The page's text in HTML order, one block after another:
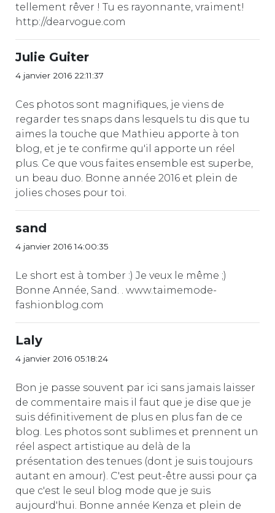
tellement rêver ! Tu es rayonnante, vraiment!
http://dearvogue.com
Julie Guiter
4 janvier 2016 22:11:37
Ces photos sont magnifiques, je viens de
regarder tes snaps dans lesquels tu dis que tu
aimes la touche que Mathieu apporte à ton
blog, et je te confirme qu'il apporte un réel
plus. Ce que vous faites ensemble est superbe,
un beau duo. Bonne année 2016 et plein de
jolies choses pour toi.
sand
4 janvier 2016 14:00:35
Le short est à tomber :) Je veux le même ;)
Bonne Année, Sand. . www.taimemode-
fashionblog.com
Laly
4 janvier 2016 05:18:24
Bon je passe souvent par ici sans jamais laisser
de commentaire mais il faut que je dise que je
suis définitivement de plus en plus fan de ce
blog. Les photos sont sublimes et prennent un
réel aspect artistique au delà de la
présentation des tenues (dont je suis toujours
autant en amour). C'est peut-être aussi pour ça
que c'est le seul blog mode que je suis
aujourd'hui. Bonne année Kenza et plein de